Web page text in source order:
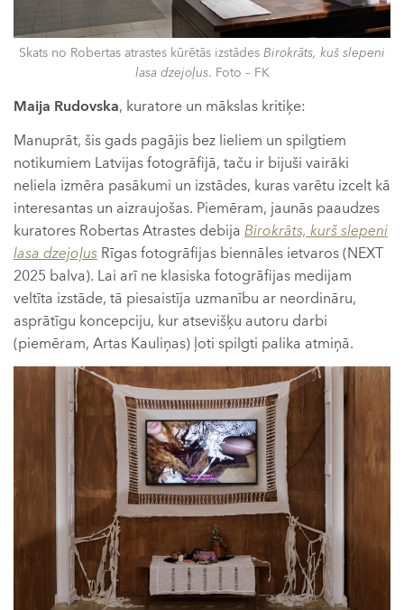
Skats no Robertas atrastes kūrētās izstādes Birokrāts, kuš slepeni
lasa dzejoļus. Foto – FK
Maija Rudovska, kuratore un mākslas kritiķe:
Manuprāt, šis gads pagājis bez lieliem un spilgtiem
notikumiem Latvijas fotogrāfijā, taču ir bijuši vairāki
neliela izmēra pasākumi un izstādes, kuras varētu izcelt kā
interesantas un aizraujošas. Piemēram, jaunās paaudzes
kuratores Robertas Atrastes debija Birokrāts, kurš slepeni
lasa dzejoļus Rīgas fotogrāfijas biennāles ietvaros (NEXT
2025 balva). Lai arī ne klasiska fotogrāfijas medijam
veltīta izstāde, tā piesaistīja uzmanību ar neordināru,
asprātīgu koncepciju, kur atsevišķu autoru darbi
(piemēram, Artas Kauliņas) ļoti spilgti palika atmiņā.